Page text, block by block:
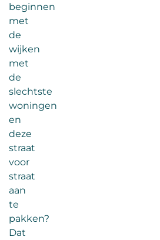
beginnen
met
de
wijken
met
de
slechtste
woningen
en
deze
straat
voor
straat
aan
te
pakken?
Dat